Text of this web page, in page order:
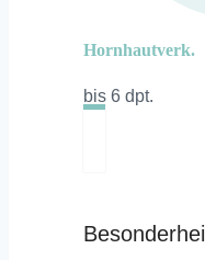
Hornhautverk.
bis 6 dpt.